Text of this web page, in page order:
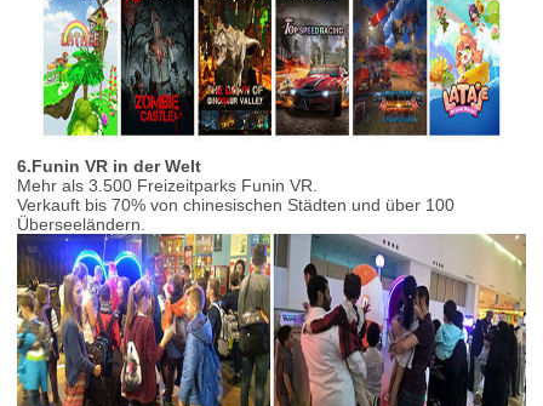
6.Funin VR in der Welt
Mehr als 3.500 Freizeitparks Funin VR.
Verkauft bis 70% von chinesischen Städten und über 100
Überseeländern.